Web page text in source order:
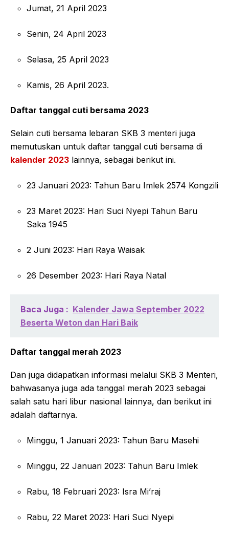
Jumat, 21 April 2023
Senin, 24 April 2023
Selasa, 25 April 2023
Kamis, 26 April 2023.
Daftar tanggal cuti bersama 2023
Selain cuti bersama lebaran SKB 3 menteri juga
memutuskan untuk daftar tanggal cuti bersama di
kalender 2023 lainnya, sebagai berikut ini.
23 Januari 2023: Tahun Baru Imlek 2574 Kongzili
23 Maret 2023: Hari Suci Nyepi Tahun Baru
Saka 1945
2 Juni 2023: Hari Raya Waisak
26 Desember 2023: Hari Raya Natal
Baca Juga : Kalender Jawa September 2022
Beserta Weton dan Hari Baik
Daftar tanggal merah 2023
Dan juga didapatkan informasi melalui SKB 3 Menteri,
bahwasanya juga ada tanggal merah 2023 sebagai
salah satu hari libur nasional lainnya, dan berikut ini
adalah daftarnya.
Minggu, 1 Januari 2023: Tahun Baru Masehi
Minggu, 22 Januari 2023: Tahun Baru Imlek
Rabu, 18 Februari 2023: Isra Mi’raj
Rabu, 22 Maret 2023: Hari Suci Nyepi